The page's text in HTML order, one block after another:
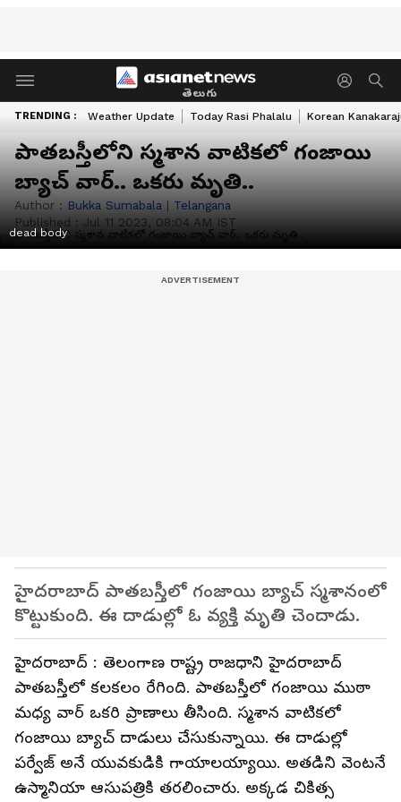
తెలుగు
TRENDING : Weather Update Today Rasi Phalalu Korean
పాతబస్తీలోని స్మశాన వాటికలో గంజాయి
బ్యాచ్ వార్.. ఒకరు మృతి..
Author : Bukka Sumabala | Telangana
Published : Jul 11 2023, 08:04 AM IST
dead body
హైదరాబాద్ పాతబస్తీలో గంజాయి బ్యాచ్ స్మశానంలో
కొట్టుకుంది. ఈ దాడుల్లో ఓ వ్యక్తి మృతి చెందాడు.
హైదరాబాద్ : తెలంగాణ రాష్ట్ర రాజధాని హైదరాబాద్
పాతబస్తీలో కలకలం రేగింది. పాతబస్తీలో గంజాయి ముఠా
మధ్య వార్ ఒకరి ప్రాణాలు తీసింది. స్మశాన వాటికలో
గంజాయి బ్యాచ్ దాడులు చేసుకున్నాయి. ఈ దాడుల్లో
పర్వేజ్ అనే యువకుడికి గాయాలయ్యాయి. అతడిని వెంటనే
ఉస్మానియా ఆసుపత్రికి తరలించారు. అక్కడ చికిత్స